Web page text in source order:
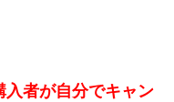
入者が自分でキャン